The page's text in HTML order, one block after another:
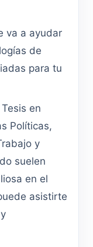
va a ayudar
de
para tu
en
Políticas,
y
suelen
en el
asistirte